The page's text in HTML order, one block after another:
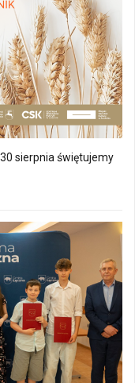
sierpnia świętujemy